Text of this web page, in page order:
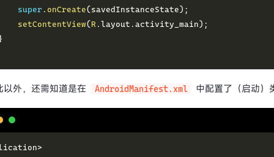
super . onCreate( savedInstanceState) ;
setContentView( R . layout . activity_main) ;
以外，还需知道是在 AndroidManifest.xml 中配置了（启动）
>